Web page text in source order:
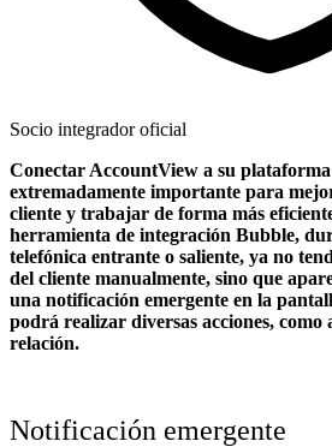
Socio integrador oficial
Conectar AccountView a su plataforma
extremadamente importante para
cliente y trabajar de forma más
herramienta de integración Bubble,
telefónica entrante o saliente, ya no
del cliente manualmente, sino que
una notificación emergente en la
podrá realizar diversas acciones,
relación.
Notificación emergente